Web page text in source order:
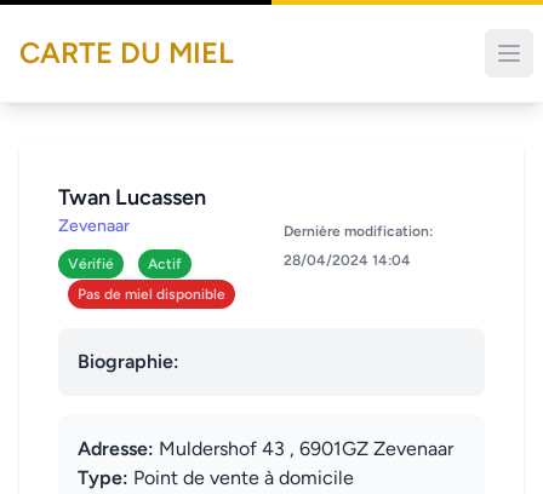
CARTE DU MIEL
Twan Lucassen
Zevenaar
Vérifié
Actif
Pas de miel disponible
Dernière modification:
28/04/2024 14:04
Biographie:
Adresse: Muldershof 43 , 6901GZ Zevenaar
Type: Point de vente à domicile